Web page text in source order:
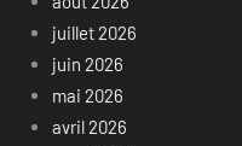
juillet 2026
juin 2026
mai 2026
avril 2026